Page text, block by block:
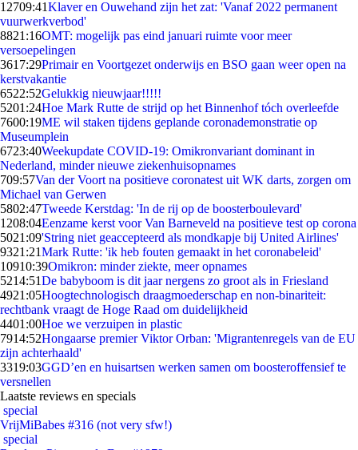
12709:41Klaver en Ouwehand zijn het zat: 'Vanaf 2022 permanent
vuurwerkverbod'
8821:16OMT: mogelijk pas eind januari ruimte voor meer
versoepelingen
3617:29Primair en Voortgezet onderwijs en BSO gaan weer open na
kerstvakantie
6522:52Gelukkig nieuwjaar!!!!!
5201:24Hoe Mark Rutte de strijd op het Binnenhof tóch overleefde
7600:19ME wil staken tijdens geplande coronademonstratie op
Museumplein
6723:40Weekupdate COVID-19: Omikronvariant dominant in
Nederland, minder nieuwe ziekenhuisopnames
709:57Van der Voort na positieve coronatest uit WK darts, zorgen om
Michael van Gerwen
5802:47Tweede Kerstdag: 'In de rij op de boosterboulevard'
1208:04Eenzame kerst voor Van Barneveld na positieve test op corona
5021:09'String niet geaccepteerd als mondkapje bij United Airlines'
9321:21Mark Rutte: 'ik heb fouten gemaakt in het coronabeleid'
10910:39Omikron: minder ziekte, meer opnames
5214:51De babyboom is dit jaar nergens zo groot als in Friesland
4921:05Hoogtechnologisch draagmoederschap en non-binariteit:
rechtbank vraagt de Hoge Raad om duidelijkheid
4401:00Hoe we verzuipen in plastic
7914:52Hongaarse premier Viktor Orban: 'Migrantenregels van de EU
zijn achterhaald'
3319:03GGD’en en huisartsen werken samen om boosteroffensief te
versnellen
Laatste reviews en specials
special
VrijMiBabes #316 (not very sfw!)
special